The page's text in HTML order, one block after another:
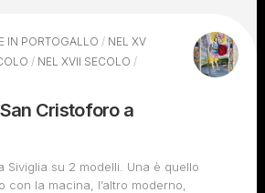
IN PORTOGALLO / NEL XV
/ NEL XVII SECOLO /
Cristoforo a
Siviglia su 2 modelli. Una è quello
con la macina, l’altro moderno,